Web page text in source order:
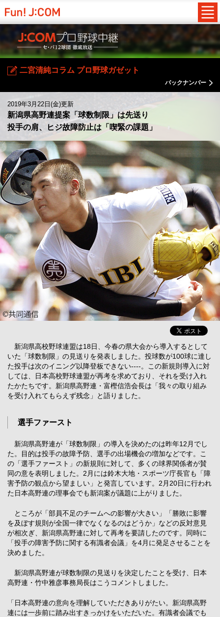
二宮清純コラム プロ野球ガゼット
バックナンバー
2019年3月22日(金)更新
新潟県高野連提案「球数制限」は先送り
投手の肩、ヒジ故障防止は「喫緊の課題」
新潟県高校野球連盟は18日、今春の県大会から導入するとして
いた「球数制限」の見送りを発表しました。投球数が100球に達し
た投手は次のイニング以降登板できない----。この新規則導入に対
しては、日本高校野球連盟が再考を求めており、それを受け入れ
たかたちです。新潟県高野連・富樫信浩会長は「我々の取り組み
を受け入れてもらえず残念」と語りました。
選手ファースト
新潟県高野連が「球数制限」の導入を決めたのは昨年12月でし
た。目的は投手の故障予防、選手の出場機会の増加などです。こ
の「選手ファースト」の新規則に対して、多くの球界関係者が賛
同の意を表明しました。2月には鈴木大地・スポーツ庁長官も「障
害予防の観点から望ましい」と発言しています。2月20日に行われ
た日本高野連の理事会でも新潟案が議題に上がりました。
ところが「部員不足のチームへの影響が大きい」「勝敗に影響
を及ぼす規則が全国一律でなくなるのはどうか」などの反対意見
が相次ぎ、新潟県高野連に対して再考を要請したのです。同時に
「投手の障害予防に関する有識者会議」を4月に発足させることを
決めました。
新潟県高野連が球数制限の見送りを決定したことを受け、日本
高野連・竹中雅彦事務局長はこうコメントしました。
「日本高野連の意向を理解していただきありがたい。新潟県高野
連には一歩前に踏み出すきっかけをいただいた。有識者会議でも